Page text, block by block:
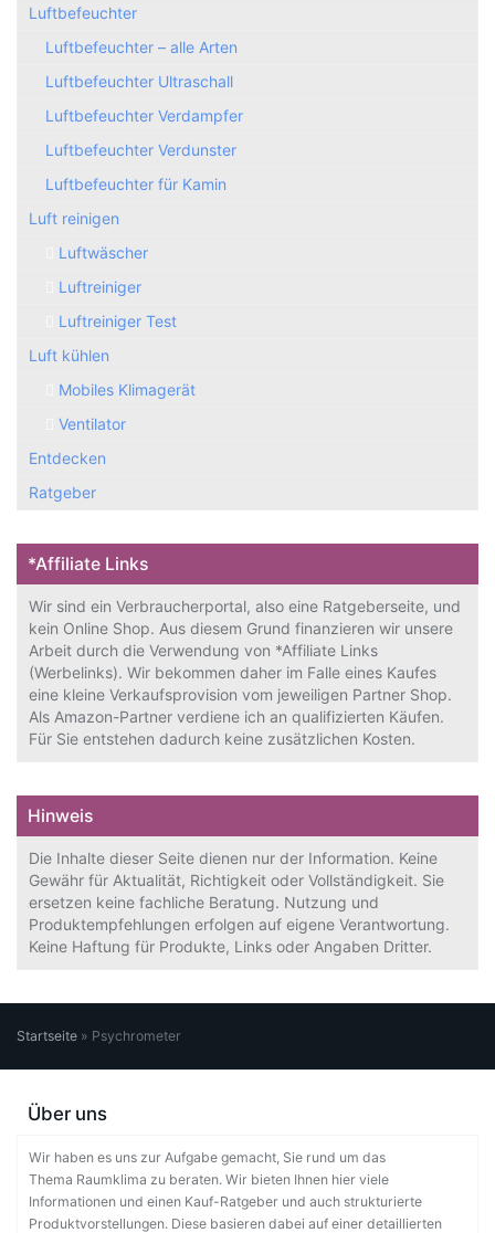
Luftbefeuchter
Luftbefeuchter – alle Arten
Luftbefeuchter Ultraschall
Luftbefeuchter Verdampfer
Luftbefeuchter Verdunster
Luftbefeuchter für Kamin
Luft reinigen
Luftwäscher
Luftreiniger
Luftreiniger Test
Luft kühlen
Mobiles Klimagerät
Ventilator
Entdecken
Ratgeber
*Affiliate Links
Wir sind ein Verbraucherportal, also eine Ratgeberseite, und
kein Online Shop. Aus diesem Grund finanzieren wir unsere
Arbeit durch die Verwendung von *Affiliate Links
(Werbelinks). Wir bekommen daher im Falle eines Kaufes
eine kleine Verkaufsprovision vom jeweiligen Partner Shop.
Als Amazon-Partner verdiene ich an qualifizierten Käufen.
Für Sie entstehen dadurch keine zusätzlichen Kosten.
Hinweis
Die Inhalte dieser Seite dienen nur der Information. Keine
Gewähr für Aktualität, Richtigkeit oder Vollständigkeit. Sie
ersetzen keine fachliche Beratung. Nutzung und
Produktempfehlungen erfolgen auf eigene Verantwortung.
Keine Haftung für Produkte, Links oder Angaben Dritter.
Startseite » Psychrometer
Über uns
Wir haben es uns zur Aufgabe gemacht, Sie rund um das
Thema Raumklima zu beraten. Wir bieten Ihnen hier viele
Informationen und einen Kauf-Ratgeber und auch strukturierte
Produktvorstellungen. Diese basieren dabei auf einer detaillierten